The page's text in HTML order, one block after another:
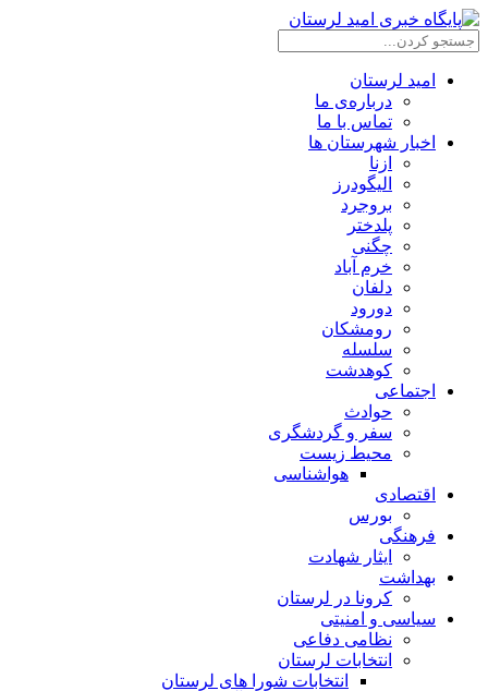
امید لرستان
درباره‌ی ما
تماس با ما
اخبار شهرستان ها
ازنا
الیگودرز
بروجرد
پلدختر
چگنی
خرم آباد
دلفان
دورود
رومشکان
سلسله
کوهدشت
اجتماعی
حوادث
سفر و گردشگری
محیط زیست
هواشناسی
اقتصادی
بورس
فرهنگی
ایثار شهادت
بهداشت
کرونا در لرستان
سیاسی و امنیتی
نظامی دفاعی
انتخابات لرستان
انتخابات شورا های لرستان